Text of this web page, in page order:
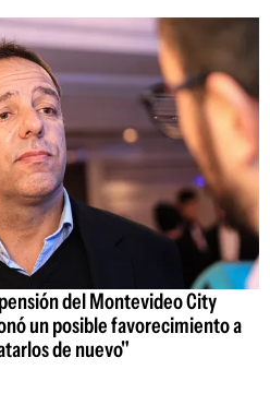
del Montevideo City
un posible favorecimiento a
de nuevo"